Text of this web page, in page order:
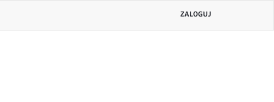
Menu
konta
ZALOGUJ